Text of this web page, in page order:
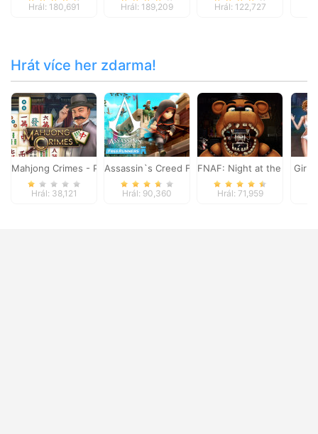
Hrál: 180,691 Hrál: 189,209 Hrál: 122,727
Hrát více her zdarma!
Mahjong Crimes - Puzzle Story
Hrál: 38,121
Assassin`s Creed Freerunners
Hrál: 90,360
FNAF: Night at the Dentist
Hrál: 71,959
Girls